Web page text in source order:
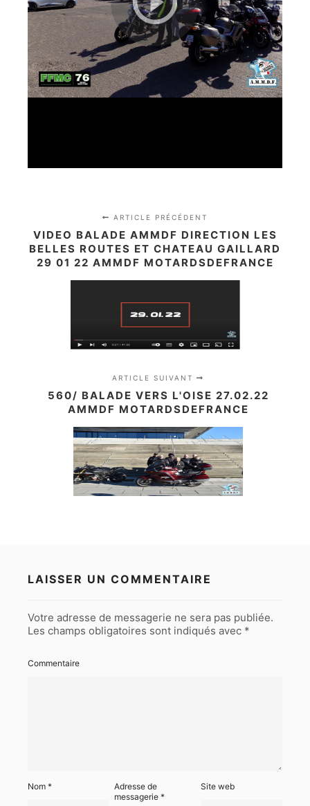
ARTICLE PRÉCÉDENT
VIDEO BALADE AMMDF DIRECTION LES
BELLES ROUTES ET CHATEAU GAILLARD
29 01 22 AMMDF MOTARDSDEFRANCE
ARTICLE SUIVANT
560/ BALADE VERS L'OISE 27.02.22
AMMDF MOTARDSDEFRANCE
LAISSER UN COMMENTAIRE
Votre adresse de messagerie ne sera pas publiée.
Les champs obligatoires sont indiqués avec *
Commentaire
Nom *
Adresse de
messagerie*
Site web